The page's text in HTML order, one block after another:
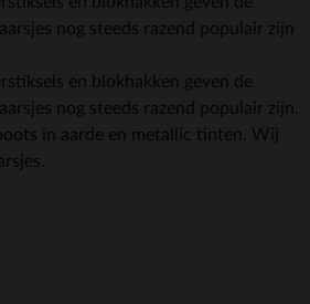
nog steeds razend populair zijn
en blokhakken geven de
nog steeds razend populair zijn.
in aarde en metallic tinten. Wij